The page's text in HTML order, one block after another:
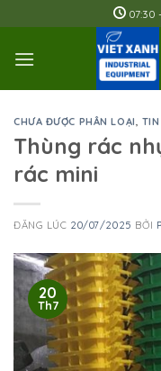
to
content
07:30
CHƯA ĐƯỢC PHÂN LOẠI,
Thùng rác
rác mini
ĐĂNG LÚC 20/07/2025 BỞI
20
Th7